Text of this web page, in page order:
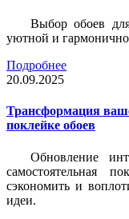
Выбор обоев
уютной и
Подробнее
20.09.2025
Трансформация
поклейке обоев
Обновление
самостоятельная
сэкономить и
идеи.